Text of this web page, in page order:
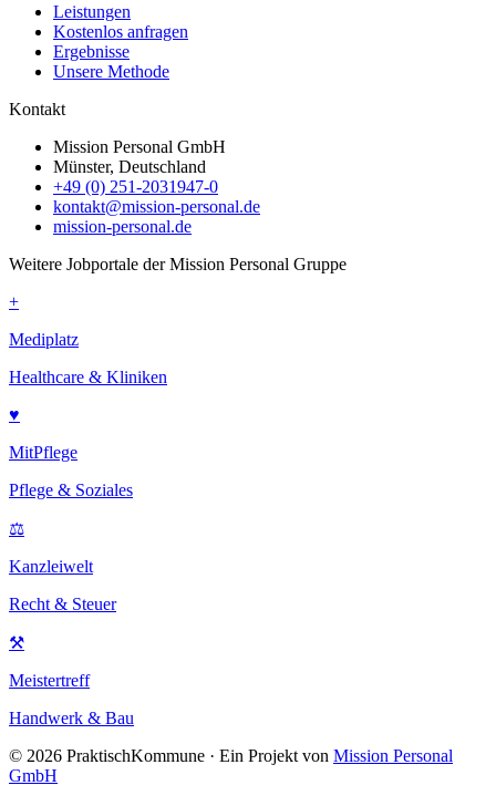
Leistungen
Kostenlos anfragen
Ergebnisse
Unsere Methode
Kontakt
Mission Personal GmbH
Münster, Deutschland
+49 (0) 251-2031947-0
kontakt@mission-personal.de
mission-personal.de
Weitere Jobportale der Mission Personal Gruppe
+
Mediplatz
Healthcare & Kliniken
♥
MitPflege
Pflege & Soziales
⚖
Kanzleiwelt
Recht & Steuer
⚒
Meistertreff
Handwerk & Bau
© 2026 PraktischKommune · Ein Projekt von Mission Personal
GmbH